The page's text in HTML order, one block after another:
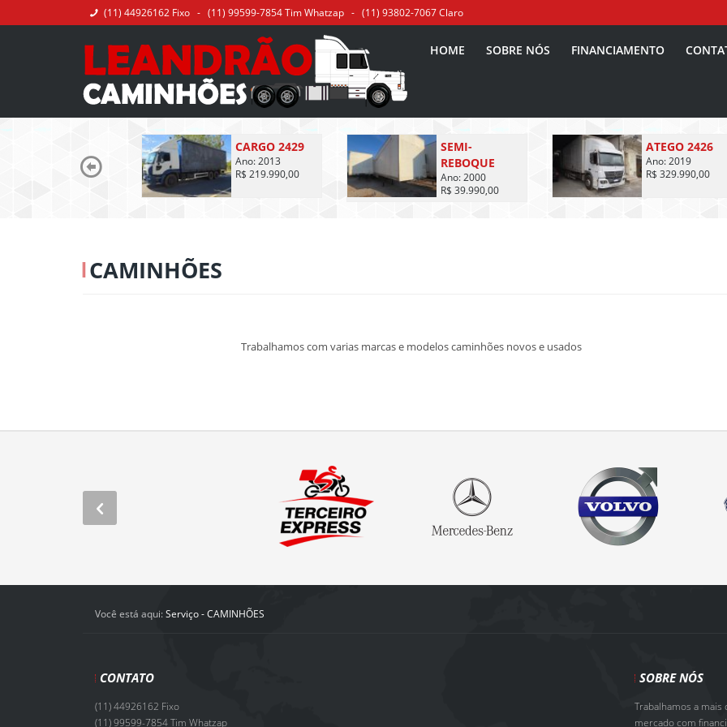
(11) 44926162 Fixo - (11) 99599-7854 Tim Whatzap - (11) 93802-7067 Claro
HOME SOBRE NÓS FINANCIAMENTO
CARGO 2429
Ano: 2013
R$ 219.990,00
SEMI-
REBOQUE
Ano: 2000
R$ 39.990,00
ATEGO 2426
Ano: 2019
R$ 329.990,00
CAMINHÕES
Trabalhamos com varias marcas e modelos caminhões novos e usados
Você está aqui: Serviço - CAMINHÕES
CONTATO
(11) 44926162 Fixo
(11) 99599-7854 Tim Whatzap
SOBRE NÓS
Trabalhamos a
mercado com